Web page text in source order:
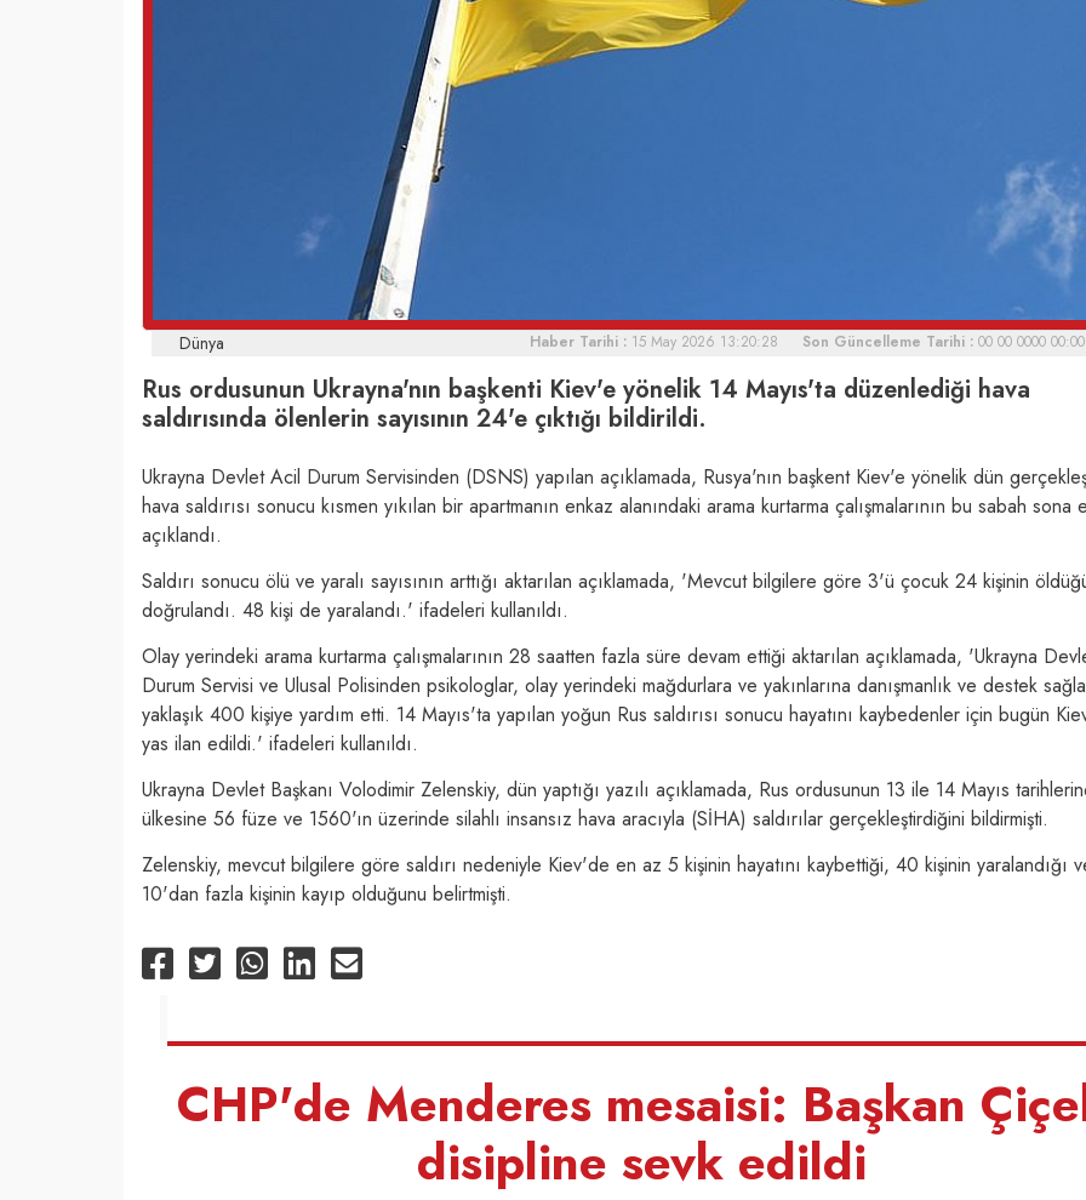
Dünya Haber Tarihi : 15 May 2026 13:20:28 Son Güncelleme Tarihi : 00 00 0000
Rus ordusunun Ukrayna'nın başkenti Kiev'e yönelik 14 Mayıs'ta düzenlediği hava
saldırısında ölenlerin sayısının 24'e çıktığı bildirildi.
Ukrayna Devlet Acil Durum Servisinden (DSNS) yapılan açıklamada, Rusya'nın başkent Kiev'e yönelik dün
hava saldırısı sonucu kısmen yıkılan bir apartmanın enkaz alanındaki arama kurtarma çalışmalarının bu sabah sona
açıklandı.
Saldırı sonucu ölü ve yaralı sayısının arttığı aktarılan açıklamada, 'Mevcut bilgilere göre 3'ü çocuk 24 kişinin
doğrulandı. 48 kişi de yaralandı.' ifadeleri kullanıldı.
Olay yerindeki arama kurtarma çalışmalarının 28 saatten fazla süre devam ettiği aktarılan açıklamada, 'Ukrayna
Durum Servisi ve Ulusal Polisinden psikologlar, olay yerindeki mağdurlara ve yakınlarına danışmanlık ve destek
yaklaşık 400 kişiye yardım etti. 14 Mayıs'ta yapılan yoğun Rus saldırısı sonucu hayatını kaybedenler için bugün
yas ilan edildi.' ifadeleri kullanıldı.
Ukrayna Devlet Başkanı Volodimir Zelenskiy, dün yaptığı yazılı açıklamada, Rus ordusunun 13 ile 14 Mayıs
ülkesine 56 füze ve 1560'ın üzerinde silahlı insansız hava aracıyla (SİHA) saldırılar gerçekleştirdiğini bildirmişti.
Zelenskiy, mevcut bilgilere göre saldırı nedeniyle Kiev'de en az 5 kişinin hayatını kaybettiği, 40 kişinin yaralandığı
10'dan fazla kişinin kayıp olduğunu belirtmişti.
CHP'de Menderes mesaisi: Başkan
disipline sevk edildi